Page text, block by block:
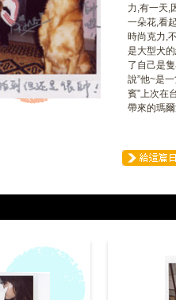
力,有一天,
一朵花,看
時尚克力,
是大型犬
了自己是
說”他~是
賓”上次在
帶來的瑪